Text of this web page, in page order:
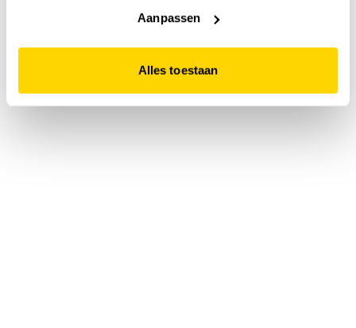
website niet optimaal functioneert.
Aanpassen
Alles toestaan